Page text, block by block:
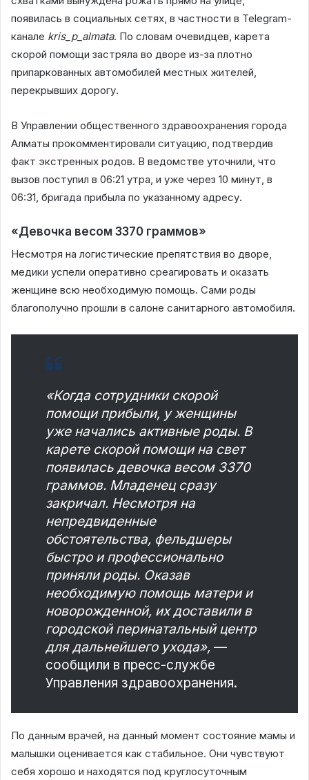
появилась в социальных сетях, в частности в Telegram-
канале kris_p_almata. По словам очевидцев, карета
скорой помощи застряла во дворе из-за плотно
припаркованных автомобилей местных жителей,
перекрывших дорогу.
В Управлении общественного здравоохранения города
Алматы прокомментировали ситуацию, подтвердив
факт экстренных родов. В ведомстве уточнили, что
вызов поступил в 06:21 утра, и уже через 10 минут, в
06:31, бригада прибыла по указанному адресу.
«Девочка весом 3370 граммов»
Несмотря на логистические препятствия во дворе,
медики успели оперативно среагировать и оказать
женщине всю необходимую помощь. Сами роды
благополучно прошли в салоне санитарного автомобиля.
«Когда сотрудники скорой
помощи прибыли, у женщины
уже начались активные роды. В
карете скорой помощи на свет
появилась девочка весом 3370
граммов. Младенец сразу
закричал. Несмотря на
непредвиденные
обстоятельства, фельдшеры
быстро и профессионально
приняли роды. Оказав
необходимую помощь матери и
новорожденной, их доставили в
городской перинатальный центр
для дальнейшего ухода», —
сообщили в пресс-службе
Управления здравоохранения.
По данным врачей, на данный момент состояние мамы и
малышки оценивается как стабильное. Они чувствуют
себя хорошо и находятся под круглосуточным